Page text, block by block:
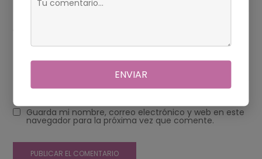
Guarda mi nombre, correo electrónico y web en este
navegador para la próxima vez que comente.
ENVIAR